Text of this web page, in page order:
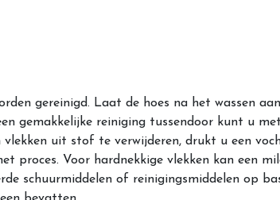
gereinigd. Laat de hoes na het wassen
gemakkelijke reiniging tussendoor kunt u
uit stof te verwijderen, drukt u een
proces. Voor hardnekkige vlekken kan een
schuurmiddelen of reinigingsmiddelen op